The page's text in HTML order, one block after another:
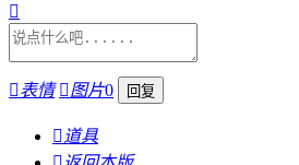

表情 图片0
 道具